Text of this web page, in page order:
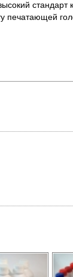
стандарт
печатающей